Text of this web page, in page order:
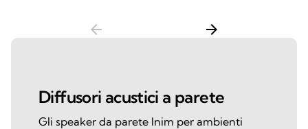
arrow_back arrow_forward
Diffusori acustici a parete
Gli speaker da parete Inim per ambienti